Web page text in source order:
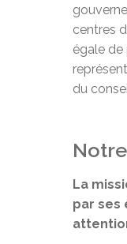
centres
égale de
du
La
par ses